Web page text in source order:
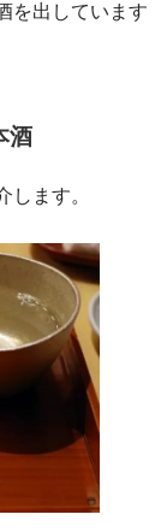
を出しています
酒
します。